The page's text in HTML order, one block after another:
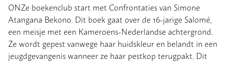
ONZe boekenclub start met Confrontaties van Simone
Atangana Bekono. Dit boek gaat over de 16-jarige Salomé,
een meisje met een Kameroens-Nederlandse achtergrond.
Ze wordt gepest vanwege haar huidskleur en belandt in een
jeugdgevangenis wanneer ze haar pestkop terugpakt. Dit